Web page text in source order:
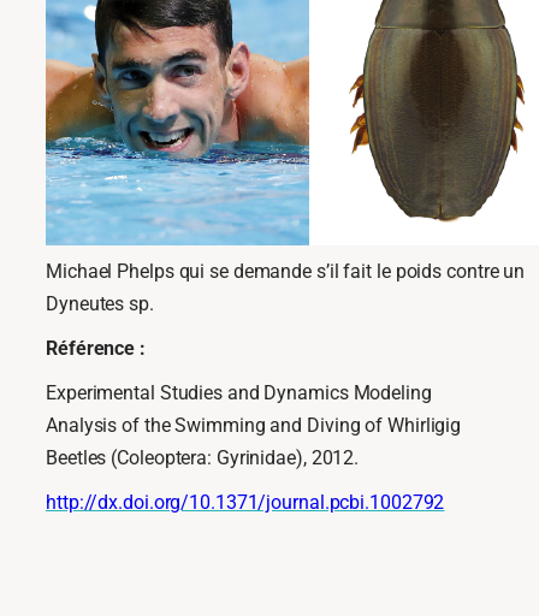
Michael Phelps qui se demande s’il fait le poids contre un
Dyneutes sp.
Référence :
Experimental Studies and Dynamics Modeling
Analysis of the Swimming and Diving of Whirligig
Beetles (Coleoptera: Gyrinidae), 2012.
http://dx.doi.org/10.1371/journal.pcbi.1002792